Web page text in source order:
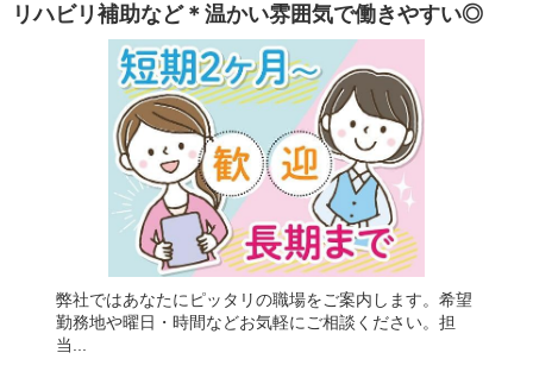
リハビリ補助など＊温かい雰囲気で働きやすい◎
弊社ではあなたにピッタリの職場をご案内します。希望
勤務地や曜日・時間などお気軽にご相談ください。担
当...